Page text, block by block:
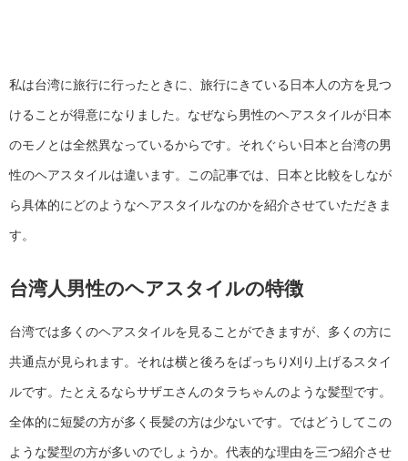
私は台湾に旅行に行ったときに、旅行にきている日本人の方を見つ
けることが得意になりました。なぜなら男性のヘアスタイルが日本
のモノとは全然異なっているからです。それぐらい日本と台湾の男
性のヘアスタイルは違います。この記事では、日本と比較をしなが
ら具体的にどのようなヘアスタイルなのかを紹介させていただきま
す。
台湾人男性のヘアスタイルの特徴
台湾では多くのヘアスタイルを見ることができますが、多くの方に
共通点が見られます。それは横と後ろをばっちり刈り上げるスタイ
ルです。たとえるならサザエさんのタラちゃんのような髪型です。
全体的に短髪の方が多く長髪の方は少ないです。ではどうしてこの
ような髪型の方が多いのでしょうか。代表的な理由を三つ紹介させ